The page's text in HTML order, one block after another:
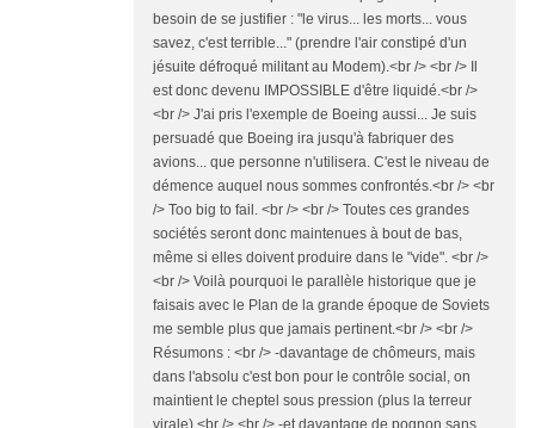
besoin de se justifier : "le virus... les morts... vous
savez, c'est terrible..." (prendre l'air constipé d'un
jésuite défroqué militant au Modem).<br /> <br /> Il
est donc devenu IMPOSSIBLE d'être liquidé.<br />
<br /> J'ai pris l'exemple de Boeing aussi... Je suis
persuadé que Boeing ira jusqu'à fabriquer des
avions... que personne n'utilisera. C'est le niveau de
démence auquel nous sommes confrontés.<br /> <br
/> Too big to fail. <br /> <br /> Toutes ces grandes
sociétés seront donc maintenues à bout de bas,
même si elles doivent produire dans le "vide". <br />
<br /> Voilà pourquoi le parallèle historique que je
faisais avec le Plan de la grande époque de Soviets
me semble plus que jamais pertinent.<br /> <br />
Résumons : <br /> -davantage de chômeurs, mais
dans l'absolu c'est bon pour le contrôle social, on
maintient le cheptel sous pression (plus la terreur
virale).<br /> <br /> -et davantage de pognon sans